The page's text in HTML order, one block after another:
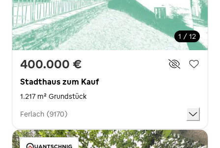
1 / 12
400.000 €
Stadthaus zum Kauf
1.217 m² Grundstück
Ferlach (9170)